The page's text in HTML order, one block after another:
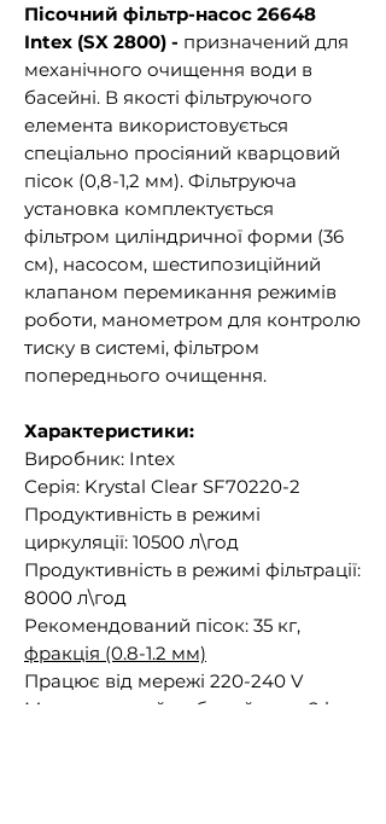
Пісочний фільтр-насос 26648
Intex (SX 2800) - призначений для
механічного очищення води в
басейні. В якості фільтруючого
елемента використовується
спеціально просіяний кварцовий
пісок (0,8-1,2 мм). Фільтруюча
установка комплектується
фільтром циліндричної форми (36
см), насосом, шестипозиційний
клапаном перемикання режимів
роботи, манометром для контролю
тиску в системі, фільтром
попереднього очищення.
Характеристики:
Виробник: Intex
Серія: Krystal Clear SF70220-2
Продуктивність в режимі
циркуляції: 10500 л\год
Продуктивність в режимі фільтрації:
8000 л\год
Рекомендований пісок: 35 кг,
фракція (0.8-1.2 мм)
Працює від мережі 220-240 V
Максимальний робочий тиск: 2 bar